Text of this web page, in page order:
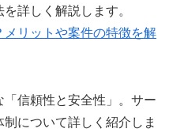
詳しく解説します。
リットや案件の特徴を解
信頼性と安全性」。サー
について詳しく紹介しま